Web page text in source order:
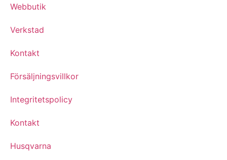
Webbutik
Verkstad
Kontakt
Försäljningsvillkor
Integritetspolicy
Kontakt
Husqvarna